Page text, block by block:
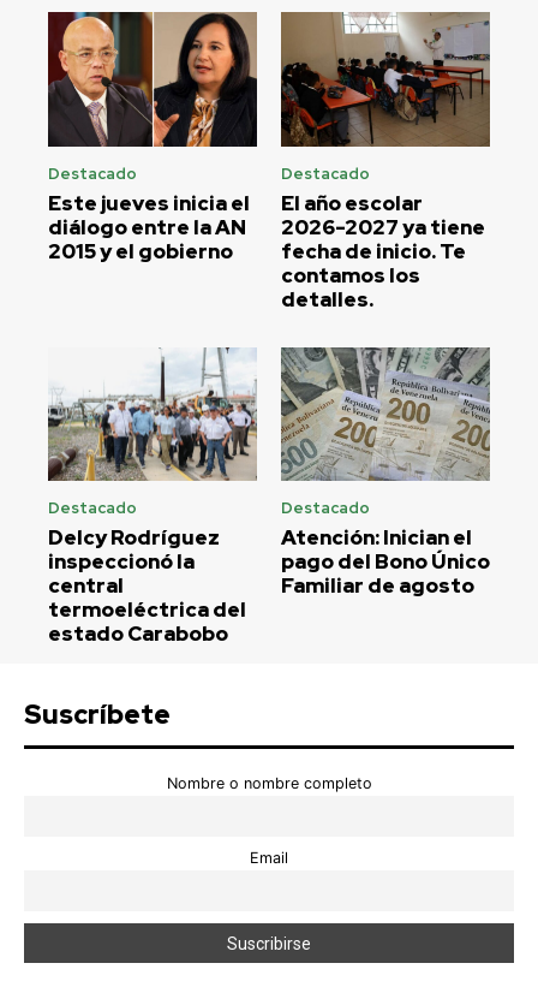
Destacado
Este jueves inicia el
diálogo entre la AN
2015 y el gobierno
Destacado
El año escolar
2026-2027 ya tiene
fecha de inicio. Te
contamos los
detalles.
Destacado
Delcy Rodríguez
inspeccionó la
central
termoeléctrica del
estado Carabobo
Destacado
Atención: Inician el
pago del Bono Único
Familiar de agosto
Suscríbete
Nombre o nombre completo
Email